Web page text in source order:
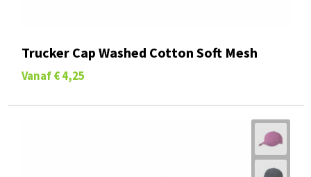
Trucker Cap Washed Cotton Soft Mesh
Vanaf € 4,25